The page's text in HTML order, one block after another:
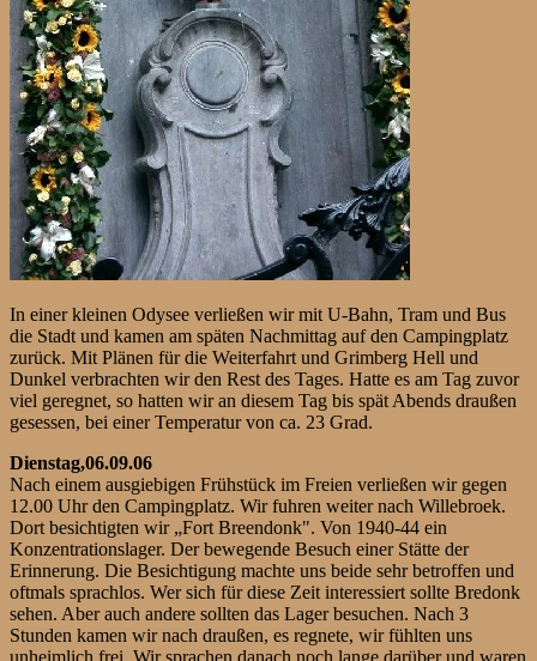
In einer kleinen Odysee verließen wir mit U-Bahn, Tram und Bus
die Stadt und kamen am späten Nachmittag auf den Campingplatz
zurück. Mit Plänen für die Weiterfahrt und Grimberg Hell und
Dunkel verbrachten wir den Rest des Tages. Hatte es am Tag zuvor
viel geregnet, so hatten wir an diesem Tag bis spät Abends draußen
gesessen, bei einer Temperatur von ca. 23 Grad.
Dienstag,06.09.06
Nach einem ausgiebigen Frühstück im Freien verließen wir gegen
12.00 Uhr den Campingplatz. Wir fuhren weiter nach Willebroek.
Dort besichtigten wir „Fort Breendonk". Von 1940-44 ein
Konzentrationslager. Der bewegende Besuch einer Stätte der
Erinnerung. Die Besichtigung machte uns beide sehr betroffen und
oftmals sprachlos. Wer sich für diese Zeit interessiert sollte Bredonk
sehen. Aber auch andere sollten das Lager besuchen. Nach 3
Stunden kamen wir nach draußen, es regnete, wir fühlten uns
unheimlich frei. Wir sprachen danach noch lange darüber und waren